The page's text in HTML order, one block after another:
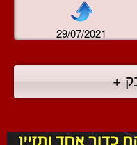
29/07/2021
+